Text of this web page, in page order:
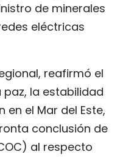
de minerales
eléctricas
reafirmó el
la estabilidad
el Mar del Este,
conclusión de
al respecto